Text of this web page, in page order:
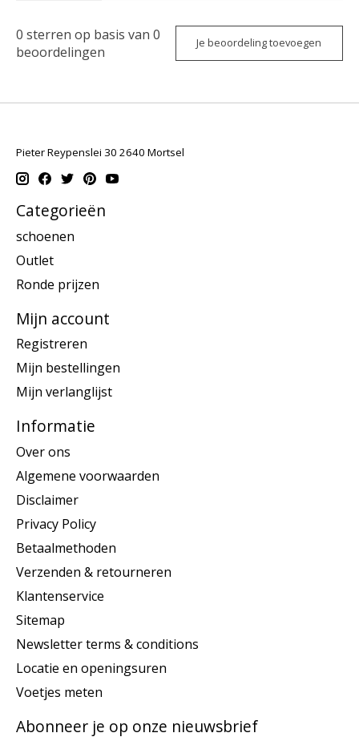
0 sterren op basis van 0
beoordelingen
Je beoordeling toevoegen
Pieter Reypenslei 30 2640 Mortsel
Categorieën
schoenen
Outlet
Ronde prijzen
Mijn account
Registreren
Mijn bestellingen
Mijn verlanglijst
Informatie
Over ons
Algemene voorwaarden
Disclaimer
Privacy Policy
Betaalmethoden
Verzenden & retourneren
Klantenservice
Sitemap
Newsletter terms & conditions
Locatie en openingsuren
Voetjes meten
Abonneer je op onze nieuwsbrief